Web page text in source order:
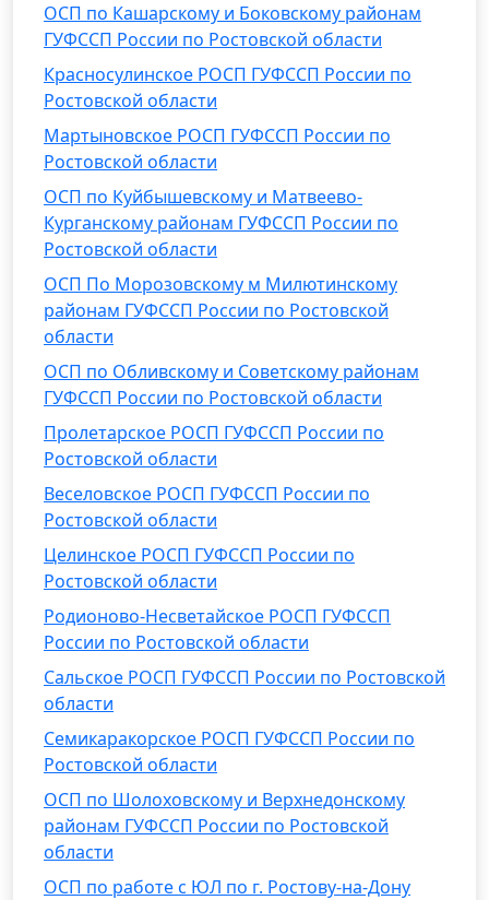
ОСП по Кашарскому и Боковскому районам
ГУФССП России по Ростовской области
Красносулинское РОСП ГУФССП России по
Ростовской области
Мартыновское РОСП ГУФССП России по
Ростовской области
ОСП по Куйбышевскому и Матвеево-
Курганскому районам ГУФССП России по
Ростовской области
ОСП По Морозовскому м Милютинскому
районам ГУФССП России по Ростовской
области
ОСП по Обливскому и Советскому районам
ГУФССП России по Ростовской области
Пролетарское РОСП ГУФССП России по
Ростовской области
Веселовское РОСП ГУФССП России по
Ростовской области
Целинское РОСП ГУФССП России по
Ростовской области
Родионово-Несветайское РОСП ГУФССП
России по Ростовской области
Сальское РОСП ГУФССП России по Ростовской
области
Семикаракорское РОСП ГУФССП России по
Ростовской области
ОСП по Шолоховскому и Верхнедонскому
районам ГУФССП России по Ростовской
области
ОСП по работе с ЮЛ по г. Ростову-на-Дону